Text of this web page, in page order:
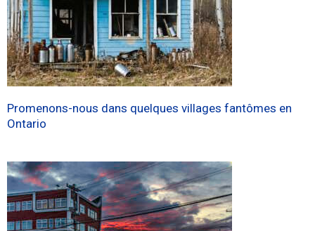
Promenons-nous dans quelques villages fantômes en
Ontario